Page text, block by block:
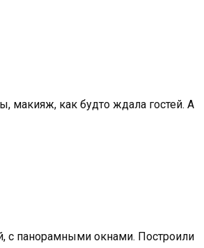
макияж, как будто ждала гостей. А
с панорамными окнами. Построили